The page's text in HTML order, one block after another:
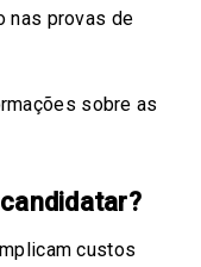
nas provas de
sobre as
custos